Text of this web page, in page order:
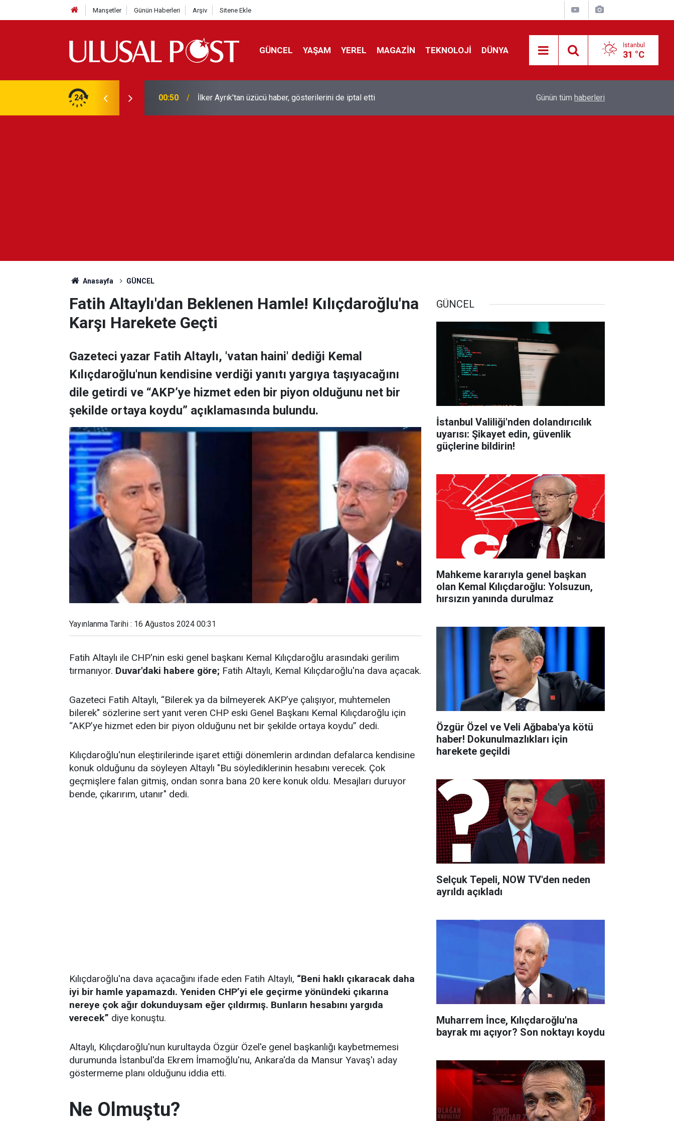
Manşetler Günün Haberleri Arşiv Sitene Ekle
GÜNCEL YAŞAM YEREL MAGAZİN TEKNOLOJİ DÜNYA İstanbul
31 °C
24 00:39
Liverpool efsanesi Mısırlı yıldız Mohamed Salah Trabzonspor ile anlaştı!
Yarın geliyor
Feridun Düzağaç sahnelere ara verdi: ''En az
Günün tüm haberleri
Anasayfa GÜNCEL
Fatih Altaylı'dan Beklenen Hamle! Kılıçdaroğlu'na
Karşı Harekete Geçti
Gazeteci yazar Fatih Altaylı, 'vatan haini' dediği Kemal
Kılıçdaroğlu'nun kendisine verdiği yanıtı yargıya taşıyacağını
dile getirdi ve “AKP’ye hizmet eden bir piyon olduğunu net bir
şekilde ortaya koydu” açıklamasında bulundu.
Yayınlanma Tarihi : 16 Ağustos 2024 00:31
Fatih Altaylı ile CHP'nin eski genel başkanı Kemal Kılıçdaroğlu arasındaki gerilim
tırmanıyor. Duvar'daki habere göre; Fatih Altaylı, Kemal Kılıçdaroğlu'na dava açacak.
Gazeteci Fatih Altaylı, “Bilerek ya da bilmeyerek AKP’ye çalışıyor, muhtemelen
bilerek" sözlerine sert yanıt veren CHP eski Genel Başkanı Kemal Kılıçdaroğlu için
“AKP’ye hizmet eden bir piyon olduğunu net bir şekilde ortaya koydu” dedi.
Kılıçdaroğlu'nun eleştirilerinde işaret ettiği dönemlerin ardından defalarca kendisine
konuk olduğunu da söyleyen Altaylı "Bu söylediklerinin hesabını verecek. Çok
geçmişlere falan gitmiş, ondan sonra bana 20 kere konuk oldu. Mesajları duruyor
bende, çıkarırım, utanır" dedi.
Kılıçdaroğlu'na dava açacağını ifade eden Fatih Altaylı, “Beni haklı çıkaracak daha
iyi bir hamle yapamazdı. Yeniden CHP’yi ele geçirme yönündeki çıkarına
nereye çok ağır dokunduysam eğer çıldırmış. Bunların hesabını yargıda
verecek” diye konuştu.
Altaylı, Kılıçdaroğlu'nun kurultayda Özgür Özel'e genel başkanlığı kaybetmemesi
durumunda İstanbul'da Ekrem İmamoğlu'nu, Ankara'da da Mansur Yavaş'ı aday
göstermeme planı olduğunu iddia etti.
Ne Olmuştu?
GÜNCEL
İstanbul Valiliği'nden dolandırıcılık
uyarısı: Şikayet edin, güvenlik
güçlerine bildirin!
Mahkeme kararıyla genel başkan
olan Kemal Kılıçdaroğlu: Yolsuzun,
hırsızın yanında durulmaz
Özgür Özel ve Veli Ağbaba'ya kötü
haber! Dokunulmazlıkları için
harekete geçildi
Selçuk Tepeli, NOW TV'den neden
ayrıldı açıkladı
Muharrem İnce, Kılıçdaroğlu'na
bayrak mı açıyor? Son noktayı koydu